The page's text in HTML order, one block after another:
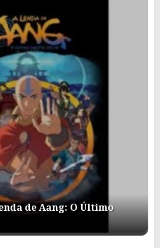
de Aang: O Último